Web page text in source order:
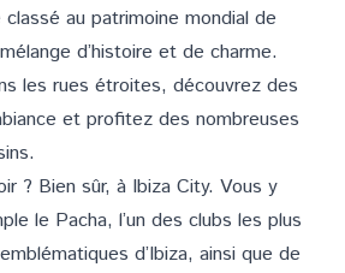
au patrimoine mondial de
d’histoire et de charme.
les rues étroites, découvrez des
et profitez des nombreuses
? Bien sûr, à Ibiza City. Vous y
le Pacha, l’un des clubs les plus
d’Ibiza, ainsi que de